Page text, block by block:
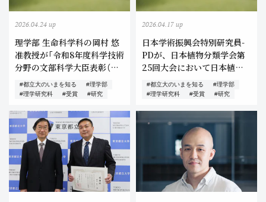
2026.04.24 up
理学部 生命科学科の岡村 悠
准教授が「令和8年度科学技術
分野の文部科学大臣表彰（若
手科学者賞）を受賞しまし
た！
#都立大のいまを知る
#理学部
#理学研究科
#受賞 #研究
2026.04.17 up
日本学術振興会特別研究員-
PDが、日本植物分類学会第
25回大会において日本植物
分類学会大会発表賞を受賞し
ました！
#都立大のいまを知る
#理学部
#理学研究科
#受賞 #研究